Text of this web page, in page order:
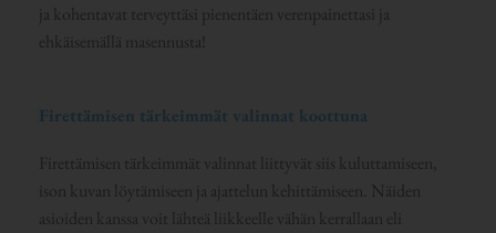
ja kohentavat terveyttäsi pienentäen verenpainettasi ja
ehkäisemällä masennusta!
Firettämisen tärkeimmät valinnat koottuna
Firettämisen tärkeimmät valinnat liittyvät siis kuluttamiseen,
ison kuvan löytämiseen ja ajattelun kehittämiseen. Näiden
asioiden kanssa voit lähteä liikkeelle vähän kerrallaan eli